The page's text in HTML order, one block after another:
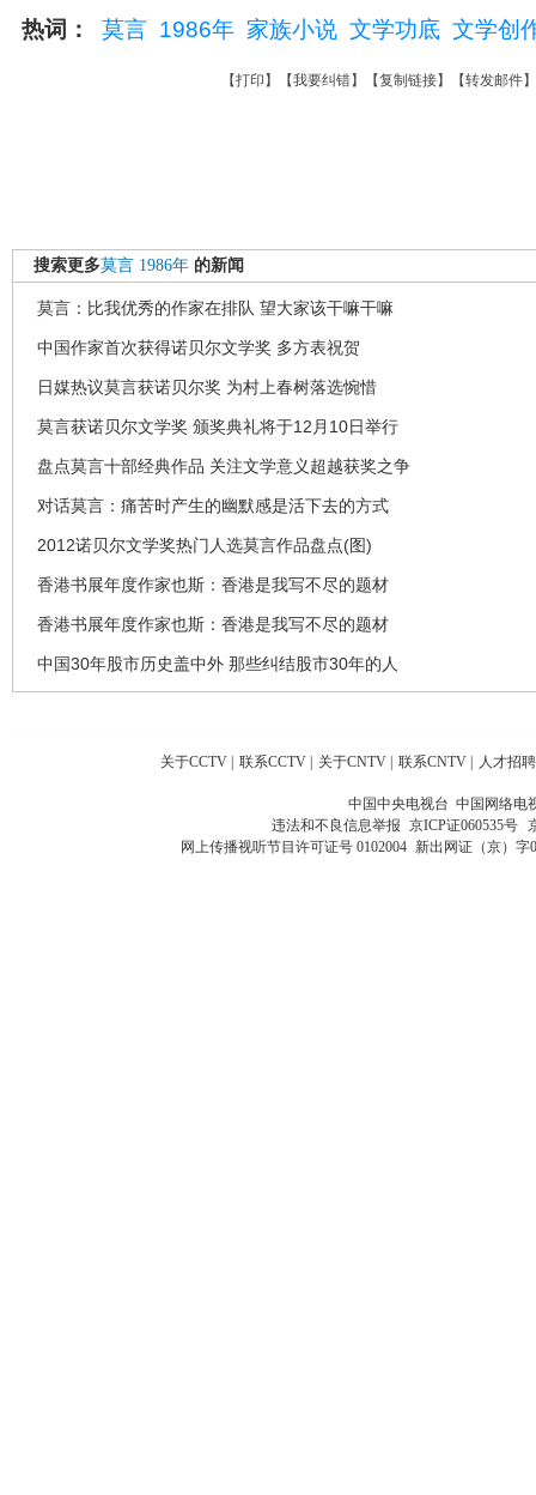
热词： 莫言 1986年 家族小说 文学功底 文学创
【打印 】【我要纠错】【复制链接】【转发邮件
搜索更多莫言 1986年 的新闻
莫言：比我优秀的作家在排队 望大家该干嘛干嘛
中国作家首次获得诺贝尔文学奖 多方表祝贺
日媒热议莫言获诺贝尔奖 为村上春树落选惋惜
莫言获诺贝尔文学奖 颁奖典礼将于12月10日举行
盘点莫言十部经典作品 关注文学意义超越获奖之争
对话莫言：痛苦时产生的幽默感是活下去的方式
2012诺贝尔文学奖热门人选莫言作品盘点(图)
香港书展年度作家也斯：香港是我写不尽的题材
香港书展年度作家也斯：香港是我写不尽的题材
中国30年股市历史盖中外 那些纠结股市30年的人
关于CCTV 联系CCTV 关于CNTV 联系CNTV 人才招聘
中国中央电视台 中国网络电
违法和不良信息举报 京ICP证060535号
网上传播视听节目许可证号 0102004 新出网证（京）